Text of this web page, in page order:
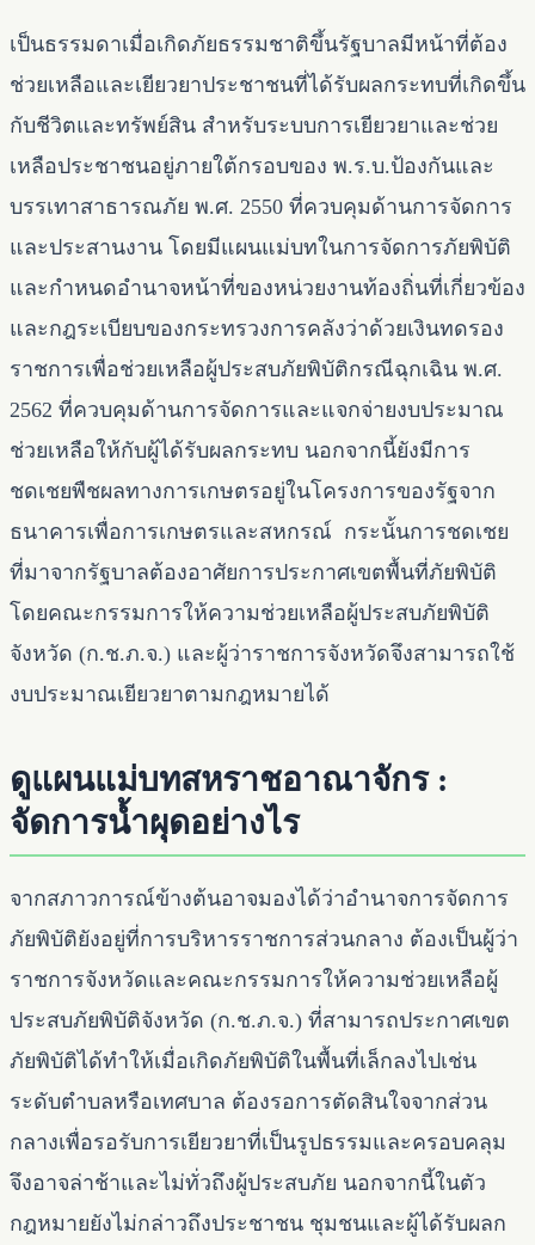
เป็นธรรมดาเมื่อเกิดภัยธรรมชาติขึ้นรัฐบาลมีหน้าที่ต้อง
ช่วยเหลือและเยียวยาประชาชนที่ได้รับผลกระทบที่เกิดขึ้น
กับชีวิตและทรัพย์สิน สำหรับระบบการเยียวยาและช่วย
เหลือประชาชนอยู่ภายใต้กรอบของ พ.ร.บ.ป้องกันและ
บรรเทาสาธารณภัย พ.ศ. 2550 ที่ควบคุมด้านการจัดการ
และประสานงาน โดยมีแผนแม่บทในการจัดการภัยพิบัติ
และกำหนดอำนาจหน้าที่ของหน่วยงานท้องถิ่นที่เกี่ยวข้อง
และกฎระเบียบของกระทรวงการคลังว่าด้วยเงินทดรอง
ราชการเพื่อช่วยเหลือผู้ประสบภัยพิบัติกรณีฉุกเฉิน พ.ศ.
2562 ที่ควบคุมด้านการจัดการและแจกจ่ายงบประมาณ
ช่วยเหลือให้กับผู้ได้รับผลกระทบ นอกจากนี้ยังมีการ
ชดเชยพืชผลทางการเกษตรอยู่ในโครงการของรัฐจาก
ธนาคารเพื่อการเกษตรและสหกรณ์ กระนั้นการชดเชย
ที่มาจากรัฐบาลต้องอาศัยการประกาศเขตพื้นที่ภัยพิบัติ
โดยคณะกรรมการให้ความช่วยเหลือผู้ประสบภัยพิบัติ
จังหวัด (ก.ช.ภ.จ.) และผู้ว่าราชการจังหวัดจึงสามารถใช้
งบประมาณเยียวยาตามกฎหมายได้
ดูแผนแม่บทสหราชอาณาจักร :
จัดการน้ำผุดอย่างไร
จากสภาวการณ์ข้างต้นอาจมองได้ว่าอำนาจการจัดการ
ภัยพิบัติยังอยู่ที่การบริหารราชการส่วนกลาง ต้องเป็นผู้ว่า
ราชการจังหวัดและคณะกรรมการให้ความช่วยเหลือผู้
ประสบภัยพิบัติจังหวัด (ก.ช.ภ.จ.) ที่สามารถประกาศเขต
ภัยพิบัติได้ทำให้เมื่อเกิดภัยพิบัติในพื้นที่เล็กลงไปเช่น
ระดับตำบลหรือเทศบาล ต้องรอการตัดสินใจจากส่วน
กลางเพื่อรอรับการเยียวยาที่เป็นรูปธรรมและครอบคลุม
จึงอาจล่าช้าและไม่ทั่วถึงผู้ประสบภัย นอกจากนี้ในตัว
กฎหมายยังไม่กล่าวถึงประชาชน ชุมชนและผู้ได้รับผลก